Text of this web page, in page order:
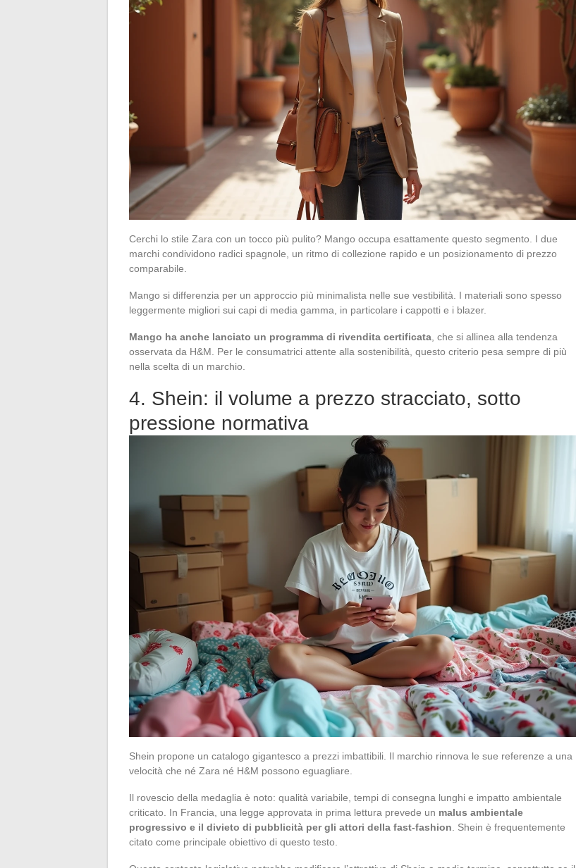
Cerchi lo stile Zara con un tocco più pulito? Mango occupa esattamente questo segmento. I due
marchi condividono radici spagnole, un ritmo di collezione rapido e un posizionamento di prezzo
comparabile.
Mango si differenzia per un approccio più minimalista nelle sue vestibilità. I materiali sono spesso
leggermente migliori sui capi di media gamma, in particolare i cappotti e i blazer.
Mango ha anche lanciato un programma di rivendita certificata , che si allinea alla tendenza
osservata da H&M. Per le consumatrici attente alla sostenibilità, questo criterio pesa sempre di più
nella scelta di un marchio.
4. Shein: il volume a prezzo stracciato, sotto
pressione normativa
Shein propone un catalogo gigantesco a prezzi imbattibili. Il marchio rinnova le sue referenze a una
velocità che né Zara né H&M possono eguagliare.
Il rovescio della medaglia è noto: qualità variabile, tempi di consegna lunghi e impatto ambientale
criticato. In Francia, una legge approvata in prima lettura prevede un malus ambientale
progressivo e il divieto di pubblicità per gli attori della fast-fashion . Shein è frequentemente
citato come principale obiettivo di questo testo.